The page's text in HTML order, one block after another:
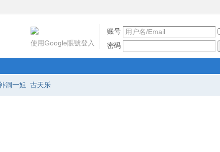
账号
密码
使用Google賬號登入
洞一姐 古天乐